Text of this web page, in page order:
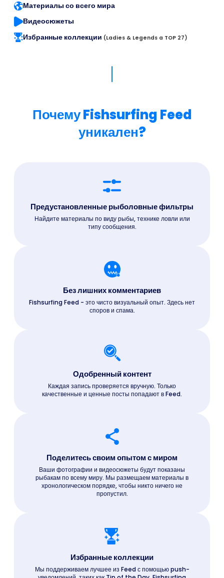
Материалы со всего мира
Видеосюжеты
Избранные коллекции (Ladies & Legends a TOP 27)
Почему Fishsurfing Feed
уникален?
Предустановленные рыболовные фильтры
Найдите материалы по виду рыбы, технике ловли или
типу сообщения.
Без лишних комментариев
Fishsurfing Feed - это чисто визуальный опыт. Здесь нет
споров и спама.
Одобренный контент
Каждая запись проверяется вручную. Только
качественные и ценные посты попадают в Feed.
Поделитесь своим опытом с миром
Ваши фотографии и видеосюжеты будут показаны
рыбакам по всему миру. Мы размещаем материалы в
хронологическом порядке, чтобы никто ничего не
пропустил.
Избранные коллекции
Мы поддерживаем лучшее из Feed с помощью push-